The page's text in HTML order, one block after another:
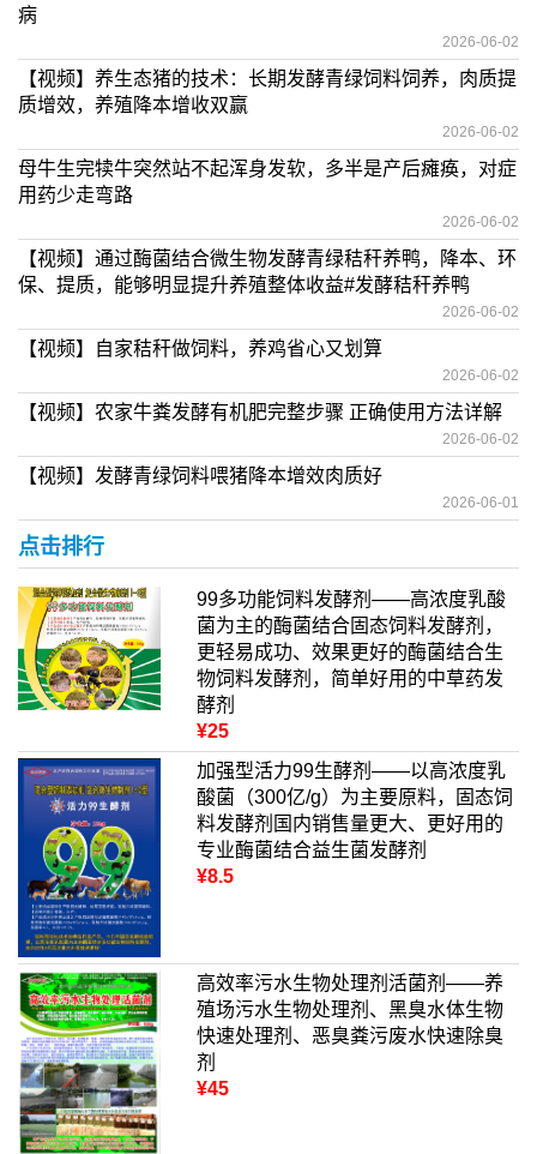
病
2026-06-02
【视频】养生态猪的技术：长期发酵青绿饲料饲养，肉质提
质增效，养殖降本增收双赢
2026-06-02
母牛生完犊牛突然站不起浑身发软，多半是产后瘫痪，对症
用药少走弯路
2026-06-02
【视频】通过酶菌结合微生物发酵青绿秸秆养鸭，降本、环
保、提质，能够明显提升养殖整体收益#发酵秸秆养鸭
2026-06-02
【视频】自家秸秆做饲料，养鸡省心又划算
2026-06-02
【视频】农家牛粪发酵有机肥完整步骤 正确使用方法详解
2026-06-02
【视频】发酵青绿饲料喂猪降本增效肉质好
2026-06-01
点击排行
99多功能饲料发酵剂——高浓度乳酸
菌为主的酶菌结合固态饲料发酵剂，
更轻易成功、效果更好的酶菌结合生
物饲料发酵剂，简单好用的中草药发
酵剂
¥25
加强型活力99生酵剂——以高浓度乳
酸菌（300亿/g）为主要原料，固态饲
料发酵剂国内销售量更大、更好用的
专业酶菌结合益生菌发酵剂
¥8.5
高效率污水生物处理剂活菌剂——养
殖场污水生物处理剂、黑臭水体生物
快速处理剂、恶臭粪污废水快速除臭
剂
¥45